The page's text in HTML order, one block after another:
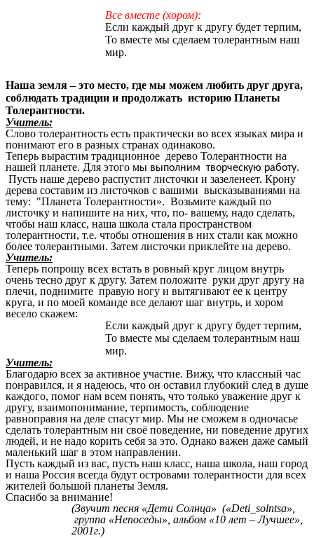
Все вместе (хором):
Если каждый друг к другу будет терпим,
То вместе мы сделаем толерантным наш
мир.
Наша земля – это место, где мы можем любить друг друга,
соблюдать традиции и продолжать историю Планеты
Толерантности.
Учитель:
Слово толерантность есть практически во всех языках мира и
понимают его в разных странах одинаково.
Теперь вырастим традиционное дерево Толерантности на
нашей планете. Для этого мы выполним творческую работу.
Пусть наше дерево распустит листочки и зазеленеет. Крону
дерева составим из листочков с вашими высказываниями на
тему: "Планета Толерантности». Возьмите каждый по
листочку и напишите на них, что, по- вашему, надо сделать,
чтобы наш класс, наша школа стала пространством
толерантности, т.е. чтобы отношения в них стали как можно
более толерантными. Затем листочки приклейте на дерево.
Учитель:
Теперь попрошу всех встать в ровный круг лицом внутрь
очень тесно друг к другу. Затем положите руки друг другу на
плечи, поднимите правую ногу и вытягивают ее к центру
круга, и по моей команде все делают шаг внутрь, и хором
весело скажем:
Если каждый друг к другу будет терпим,
То вместе мы сделаем толерантным наш
мир.
Учитель:
Благодарю всех за активное участие. Вижу, что классный час
понравился, и я надеюсь, что он оставил глубокий след в душе
каждого, помог нам всем понять, что только уважение друг к
другу, взаимопонимание, терпимость, соблюдение
равноправия на деле спасут мир. Мы не сможем в одночасье
сделать толерантным ни своё поведение, ни поведение других
людей, и не надо корить себя за это. Однако важен даже самый
маленький шаг в этом направлении.
Пусть каждый из вас, пусть наш класс, наша школа, наш город
и наша Россия всегда будут островами толерантности для всех
жителей большой планеты Земля.
Спасибо за внимание!
(Звучит песня «Дети Солнца» («Deti_solntsa»,
группа «Непоседы», альбом «10 лет – Лучшее»,
2001г.)